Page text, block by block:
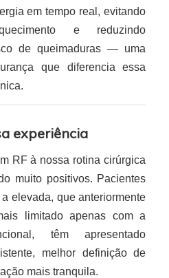
em tempo real, evitando
e reduzindo
de queimaduras — uma
que diferencia essa
experiência
RF à nossa rotina cirúrgica
muito positivos. Pacientes
elevada, que anteriormente
limitado apenas com a
têm apresentado
melhor definição de
mais tranquila.